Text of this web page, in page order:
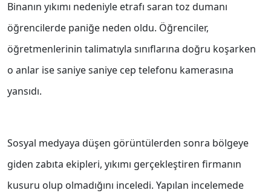
Binanın yıkımı nedeniyle etrafı saran toz dumanı
öğrencilerde paniğe neden oldu. Öğrenciler,
öğretmenlerinin talimatıyla sınıflarına doğru koşarken
o anlar ise saniye saniye cep telefonu kamerasına
yansıdı.
Sosyal medyaya düşen görüntülerden sonra bölgeye
giden zabıta ekipleri, yıkımı gerçekleştiren firmanın
kusuru olup olmadığını inceledi. Yapılan incelemede